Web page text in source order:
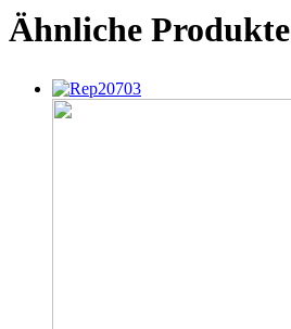
Ähnliche Produkte